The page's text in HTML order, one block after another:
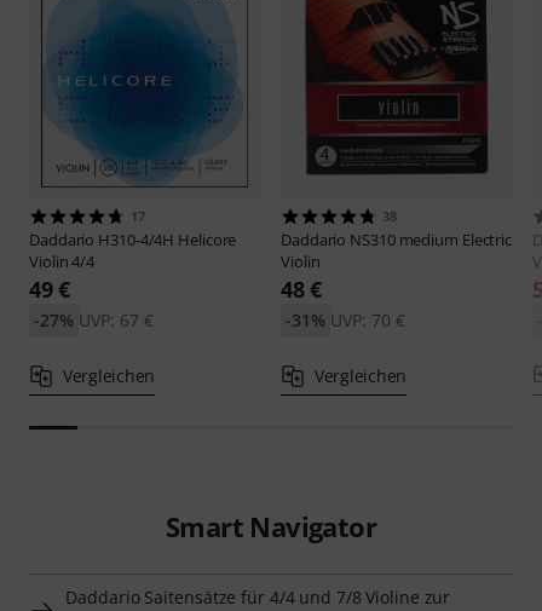
17
Daddario H310-4/4H Helicore
Violin 4/4
49 €
UVP: 67 €
-27%
Vergleichen
38
Daddario NS310 medium Electric
Violin
48 €
UVP: 70 €
-31%
Vergleichen
Smart Navigator
Daddario Saitensätze für 4/4 und 7/8 Violine zur